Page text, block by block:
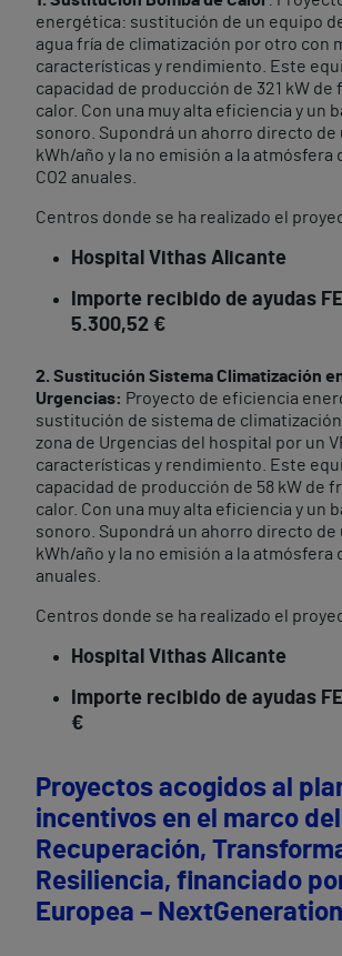
energética: sustitución de un equipo
agua fría de climatización por otro con
características y rendimiento. Este
capacidad de producción de 321 kW de
calor. Con una muy alta eficiencia y un
sonoro. Supondrá un ahorro directo de
kWh/año y la no emisión a la atmósfera
CO2 anuales.
Centros donde se ha realizado el
Hospital Vithas Alicante
Importe recibido de ayudas
5.300,52 €
2. Sustitución Sistema Climatización
Urgencias: Proyecto de eficiencia
sustitución de sistema de
zona de Urgencias del hospital por un
características y rendimiento. Este
capacidad de producción de 58 kW de
calor. Con una muy alta eficiencia y un
sonoro. Supondrá un ahorro directo de
kWh/año y la no emisión a la atmósfera
anuales.
Centros donde se ha realizado el
Hospital Vithas Alicante
Importe recibido de ayudas
€
Proyectos acogidos al
incentivos en el marco
Recuperación,
Resiliencia, financiado
Europea –